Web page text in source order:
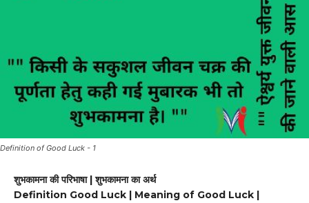
Definition of Good Luck - 1
शुभकामना की परिभाषा | शुभकामना का अर्थ
Definition Good Luck | Meaning of Good Luck |